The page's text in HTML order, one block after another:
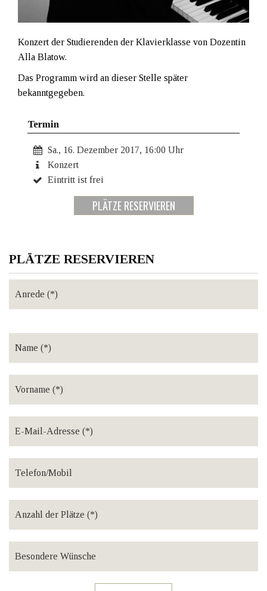
Konzert der Studierenden der Klavierklasse von Dozentin
Alla Blatow.
Das Programm wird an dieser Stelle später
bekanntgegeben.
Termin
Sa., 16. Dezember 2017, 16:00 Uhr
Konzert
Eintritt ist frei
PLÄTZE RESERVIEREN
PLÄTZE RESERVIEREN